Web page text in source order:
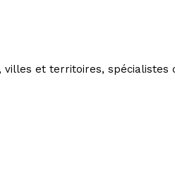
villes et territoires, spécialistes